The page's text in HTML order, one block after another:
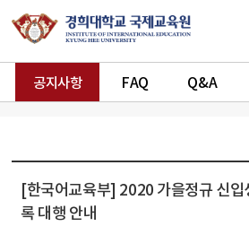
공지사항 FAQ Q&A
[한국어교육부] 2020 가을정규 신입
록 대행 안내